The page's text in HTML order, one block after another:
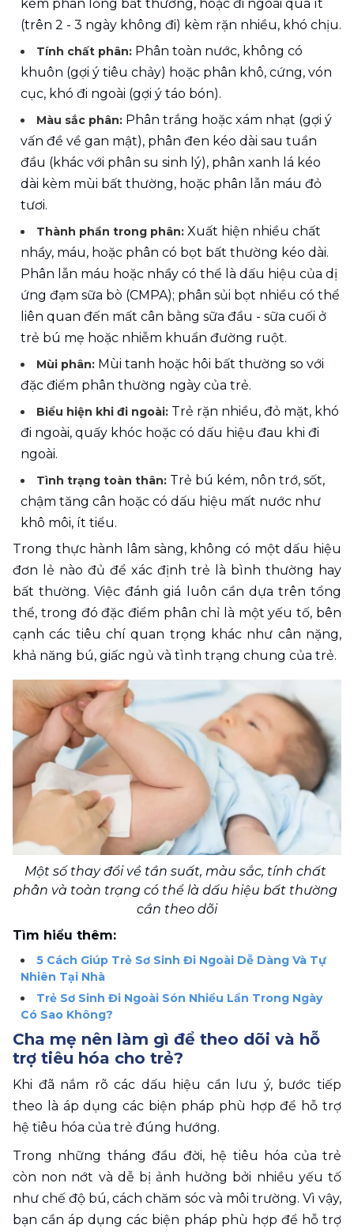
kèm phân lỏng bất thường, hoặc đi ngoài quá ít
(trên 2 - 3 ngày không đi) kèm rặn nhiều, khó chịu.
Tính chất phân: Phân toàn nước, không có
khuôn (gợi ý tiêu chảy) hoặc phân khô, cứng, vón
cục, khó đi ngoài (gợi ý táo bón).
Màu sắc phân: Phân trắng hoặc xám nhạt (gợi ý
vấn đề về gan mật), phân đen kéo dài sau tuần
đầu (khác với phân su sinh lý), phân xanh lá kéo
dài kèm mùi bất thường, hoặc phân lẫn máu đỏ
tươi.
Thành phần trong phân: Xuất hiện nhiều chất
nhầy, máu, hoặc phân có bọt bất thường kéo dài.
Phân lẫn máu hoặc nhầy có thể là dấu hiệu của dị
ứng đạm sữa bò (CMPA); phân sủi bọt nhiều có thể
liên quan đến mất cân bằng sữa đầu - sữa cuối ở
trẻ bú mẹ hoặc nhiễm khuẩn đường ruột.
Mùi phân: Mùi tanh hoặc hôi bất thường so với
đặc điểm phân thường ngày của trẻ.
Biểu hiện khi đi ngoài: Trẻ rặn nhiều, đỏ mặt, khó
đi ngoài, quấy khóc hoặc có dấu hiệu đau khi đi
ngoài.
Tình trạng toàn thân: Trẻ bú kém, nôn trớ, sốt,
chậm tăng cân hoặc có dấu hiệu mất nước như
khô môi, ít tiểu.
Trong thực hành lâm sàng, không có một dấu hiệu
đơn lẻ nào đủ để xác định trẻ là bình thường hay
bất thường. Việc đánh giá luôn cần dựa trên tổng
thể, trong đó đặc điểm phân chỉ là một yếu tố, bên
cạnh các tiêu chí quan trọng khác như cân nặng,
khả năng bú, giấc ngủ và tình trạng chung của trẻ.
Một số thay đổi về tần suất, màu sắc, tính chất
phân và toàn trạng có thể là dấu hiệu bất thường
cần theo dõi
Tìm hiểu thêm:
5 Cách Giúp Trẻ Sơ Sinh Đi Ngoài Dễ Dàng Và Tự
Nhiên Tại Nhà
Trẻ Sơ Sinh Đi Ngoài Són Nhiều Lần Trong Ngày
Có Sao Không?
Cha mẹ nên làm gì để theo dõi và hỗ
trợ tiêu hóa cho trẻ?
Khi đã nắm rõ các dấu hiệu cần lưu ý, bước tiếp
theo là áp dụng các biện pháp phù hợp để hỗ trợ
hệ tiêu hóa của trẻ đúng hướng.
Trong những tháng đầu đời, hệ tiêu hóa của trẻ
còn non nớt và dễ bị ảnh hưởng bởi nhiều yếu tố
như chế độ bú, cách chăm sóc và môi trường. Vì vậy,
bạn cần áp dụng các biện pháp phù hợp để hỗ trợ